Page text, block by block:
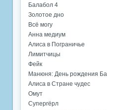
Балабол 4
Золотое дно
Всё могу
Анна медиум
Алиса в Пограничье
Лимитчицы
Фейк
Манюня: День рождения Ба
Алиса в Стране чудес
Омут
Супергёрл